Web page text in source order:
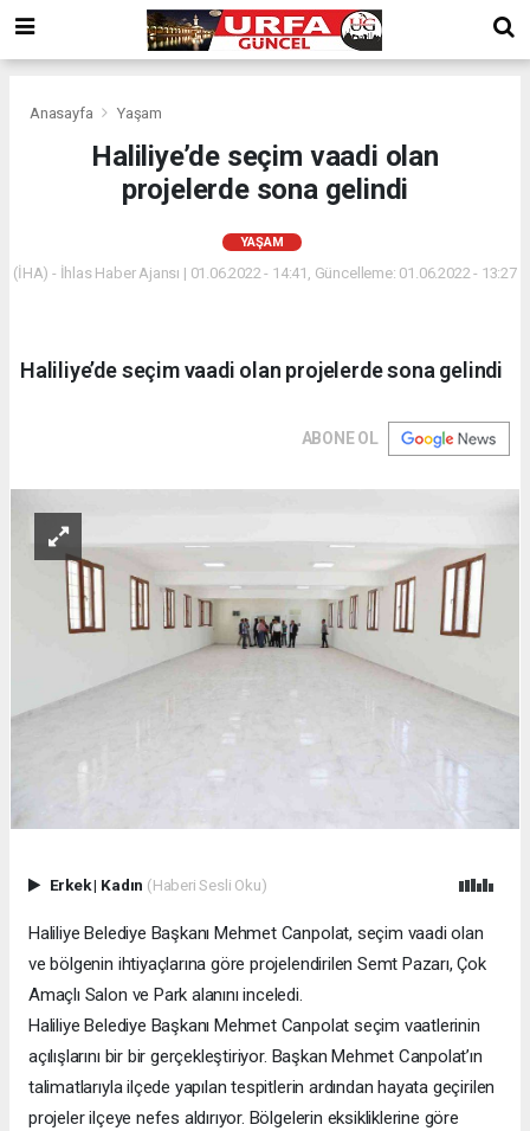
Anasayfa Yaşam
Haliliye’de seçim vaadi olan
projelerde sona gelindi
YAŞAM
(İHA) - İhlas Haber Ajansı | 01.06.2022 - 14:41, Güncelleme: 01.06.2022 - 13:27
Haliliye’de seçim vaadi olan projelerde sona gelindi
ABONE OL
Erkek| Kadın (Haberi Sesli Oku)
Haliliye Belediye Başkanı Mehmet Canpolat, seçim vaadi olan
ve bölgenin ihtiyaçlarına göre projelendirilen Semt Pazarı, Çok
Amaçlı Salon ve Park alanını inceledi.
Haliliye Belediye Başkanı Mehmet Canpolat seçim vaatlerinin
açılışlarını bir bir gerçekleştiriyor. Başkan Mehmet Canpolat’ın
talimatlarıyla ilçede yapılan tespitlerin ardından hayata geçirilen
projeler ilçeye nefes aldırıyor. Bölgelerin eksikliklerine göre